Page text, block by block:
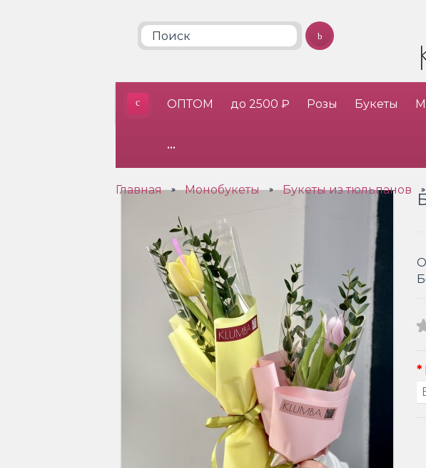
ОПТОМ до 2500 ₽ Розы Букеты
•••
Главная » Монобукеты » Букеты из тюльпанов »
О
*